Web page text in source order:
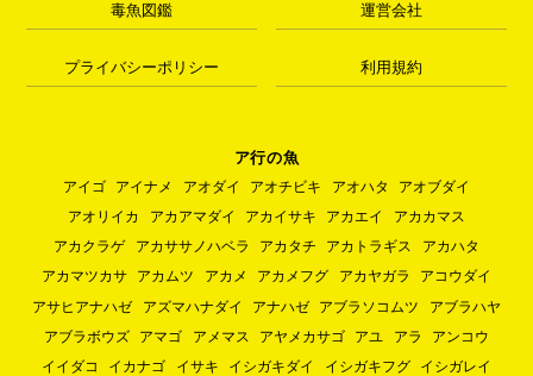
毒魚図鑑 運営会社
プライバシーポリシー 利用規約
ア行の魚
アイゴ アイナメ アオダイ アオチビキ アオハタ
アオブダイ
アオリイカ
アカアマダイ アカイサキ アカエイ
アカカマス
アカクラゲ
アカササノハベラ アカタチ アカトラギス
アカハタ
アカマツカサ
アカムツ アカメ アカメフグ アカヤガラ
アコウダイ
アサヒアナハゼ
アズマハナダイ アナハゼ アブラソコムツ
アブラハヤ
アブラボウズ
アマゴ アメマス アヤメカサゴ アユ アラ
アンコウ
イイダコ
イカナゴ イサキ イシガキダイ イシガキフグ
イシガレイ